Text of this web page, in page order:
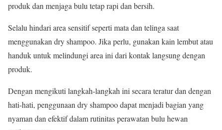
produk dan menjaga bulu tetap rapi dan bersih.
Selalu hindari area sensitif seperti mata dan telinga saat
menggunakan dry shampoo. Jika perlu, gunakan kain lembut atau
handuk untuk melindungi area ini dari kontak langsung dengan
produk.
Dengan mengikuti langkah-langkah ini secara teratur dan dengan
hati-hati, penggunaan dry shampoo dapat menjadi bagian yang
nyaman dan efektif dalam rutinitas perawatan bulu hewan